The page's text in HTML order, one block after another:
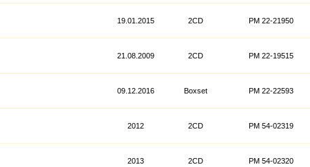
19.01.2015 2CD PM 22-21950
21.08.2009 2CD PM 22-19515
09.12.2016 Boxset PM 22-22593
2012 2CD PM 54-02319
2013 2CD PM 54-02320